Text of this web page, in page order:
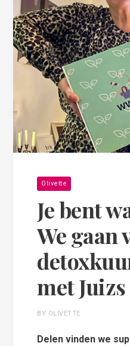
Olivette
Je bent
We gaan
met Juizs
BY OLIVETTE
Delen vinden we